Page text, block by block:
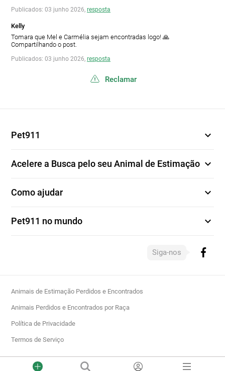
Publicados: 03 junho 2026, resposta
Kelly
Tomara que Mel e Carmélia sejam encontradas logo! 🙏
Compartilhando o post.
Publicados: 03 junho 2026, resposta
Reclamar
Pet911 expand_more
Acelere a Busca pelo seu Animal de Estimação expand_more
Como ajudar expand_more
Pet911 no mundo expand_more
Siga-nos
Animais de Estimação Perdidos e Encontrados
Animais Perdidos e Encontrados por Raça
Política de Privacidade
Termos de Serviço